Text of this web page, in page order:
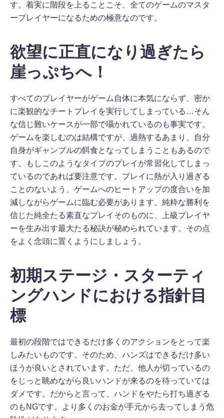
す。着実に階段を上ることこそ、全てのゲームのマスタ
ープレイヤーになるための極意なのです。
欲望に正直になり過ぎたら
崖っぷちへ！
すべてのプレイヤーがゲーム自体に本気にならず、密か
に楽観的なチートプレイを実行してしまっている…そん
な信じ難いケースが一部で囁かれているのも事実です。
ゲームを楽しむのは結構ですが、過熱するあまり、自分
自身がギャンブルの餌食となってしまうこともあるので
す。もしこのようなタイプのプレイが常習化してしまっ
ているのであれば要注意です。プレイに熱が入り過ぎる
ことのないよう、ゲームへのヒートアップの度合いを加
減しながらゲームに臨む必要があります。純粋な勝利を
信じた純全たる素直なプレイそのものに、上級プレイヤ
ーを生み出す最大たる秘訣が秘められています。その点
をよく念頭に置くようにしましょう。
初期ステージ・スターティ
ングハンドにおける指針目
標
最初の段階ではできるだけ多くのアクションをとって楽
しみたいものです。そのため、ハンズはできるだけ多い
ほうが良いとされています。ただ、他人が切っているの
をじっと眺めながら良いハンドが来るのを待っていては
ダメです。だからと言って、ハンドをやたら打ち過ぎる
のもNGです。より多くのお金が手元から去ってしまう危